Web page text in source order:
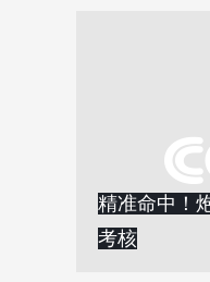
精准命中！
考核